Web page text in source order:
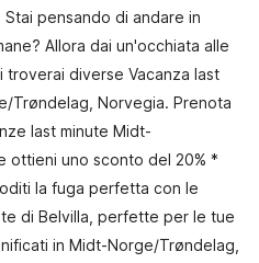
pensando di andare in
Allora dai un'occhiata alle
diverse Vacanza last
Trøndelag, Norvegia. Prenota
last minute Midt-
ottieni uno sconto del 20% *
la fuga perfetta con le
di Belvilla, perfette per le tue
in Midt-Norge/Trøndelag,